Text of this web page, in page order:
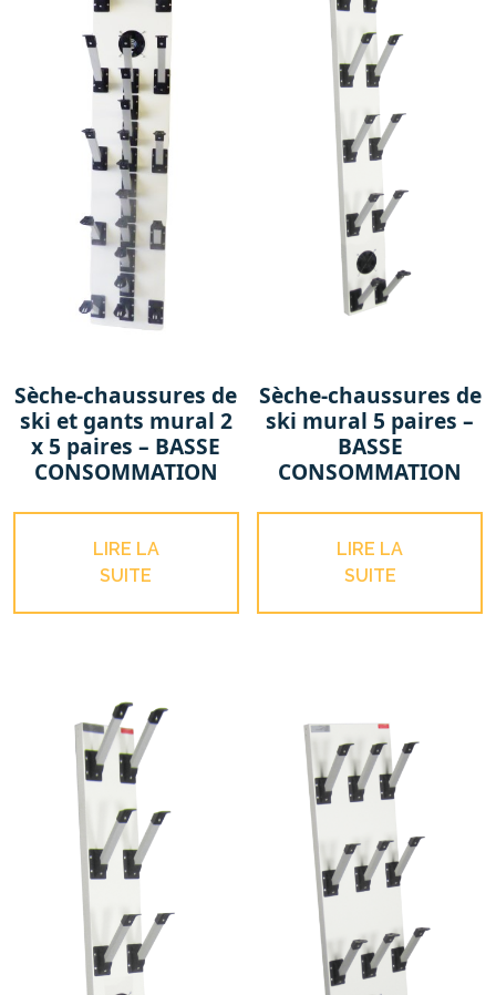
Sèche-chaussures de
ski et gants mural 2
x 5 paires – BASSE
CONSOMMATION
LIRE LA
SUITE
Sèche-chaussures de
ski mural 5 paires –
BASSE
CONSOMMATION
LIRE LA
SUITE